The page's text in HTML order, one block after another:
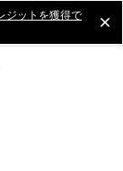
ジットを獲得で